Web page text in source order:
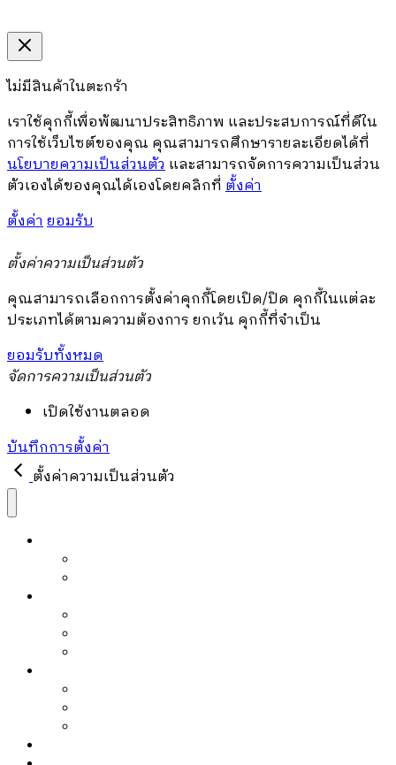
ไม่มีสินค้าในตะกร้า
เราใช้คุกกี้เพื่อพัฒนาประสิทธิภาพ และประสบการณ์ที่ดีใน
การใช้เว็บไซต์ของคุณ คุณสามารถศึกษารายละเอียดได้ที่
นโยบายความเป็นส่วนตัวและสามารถจัดการความเป็นส่วน
ตัวเองได้ของคุณได้เองโดยคลิกที่ ตั้งค่า
ตั้งค่ายอมรับ
ตั้งค่าความเป็นส่วนตัว
คุณสามารถเลือกการตั้งค่าคุกกี้โดยเปิด/ปิด คุกกี้ในแต่ละ
ประเภทได้ตามความต้องการ ยกเว้น คุกกี้ที่จำเป็น
ยอมรับทั้งหมด
จัดการความเป็นส่วนตัว
เปิดใช้งานตลอด
บันทึกการตั้งค่า
ตั้งค่าความเป็นส่วนตัว